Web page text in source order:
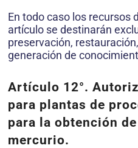
En todo caso los recursos
artículo se destinarán
preservación,
generación de
Artículo 12°.
para plantas de
para la obtención
mercurio.